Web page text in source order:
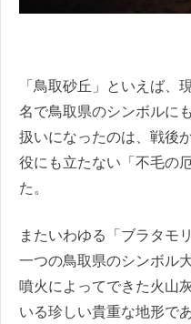
「鳥取砂丘」といえば、
名で鳥取県のシンボルに
扱いになったのは、戦後
役にも立たない「不毛の
た。
またいわゆる「ブラタモ
一つの鳥取県のシンボル
噴火によってできた火山
いる珍しい貴重な地形で